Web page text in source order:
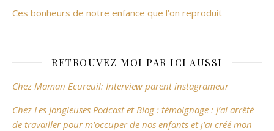
Ces bonheurs de notre enfance que l’on reproduit
RETROUVEZ MOI PAR ICI AUSSI
Chez Maman Ecureuil: Interview parent instagrameur
Chez Les Jongleuses Podcast et Blog : témoignage : J’ai arrêté
de travailler pour m’occuper de nos enfants et j’ai créé mon